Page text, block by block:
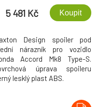
5 481 Kč Koupit
Design spoiler pod
nárazník pro vozidlo
Accord Mk8 Type-S.
úprava spoileru
lesklý plast ABS.